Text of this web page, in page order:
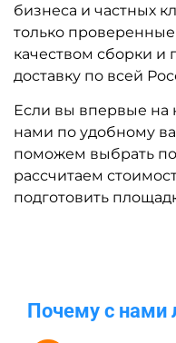
бизнеса и частных
только
качеством сборки и
доставку по всей
Если вы впервые на
нами по удобному
поможем выбрать
рассчитаем
подготовить
Почему с нами